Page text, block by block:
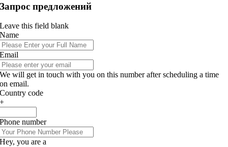
Запрос предложений
Leave this field blank
Name
Email
We will get in touch with you on this number after scheduling a time
on email.
Country code
+
Phone number
Hey, you are a